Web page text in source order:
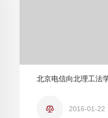
2016-01-22